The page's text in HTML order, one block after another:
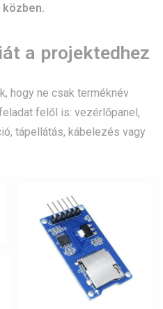
a projektedhez
hogy ne csak terméknév
felől is: vezérlőpanel,
tápellátás, kábelezés vagy